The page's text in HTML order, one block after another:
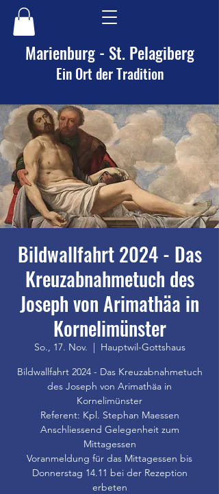
Marienburg - St. Pelagiberg
Ein Ort der Tradition
Bildwallfahrt 2024 - Das
Kreuzabnahmetuch des
Joseph von Arimathäa in
Kornelimünster
So., 17. Nov.
  |
Hauptwil-Gottshaus
Bildwallfahrt 2024 - Das Kreuzabnahmetuch
des Joseph von Arimathäa in
Kornelimünster
Referent: Kpl. Stephan Maessen
Anschliessend Gelegenheit zum
Mittagessen
Voranmeldung für das Mittagessen bis
Donnerstag 14.11 bei der Rezeption
erbeten